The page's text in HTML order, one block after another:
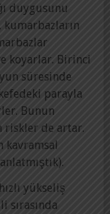
duygusunu
kumarbazların
koyarlar. Birinci
süresinde
parayla
Bunun
riskler de artar.
kavramsal
yükseliş
sırasında